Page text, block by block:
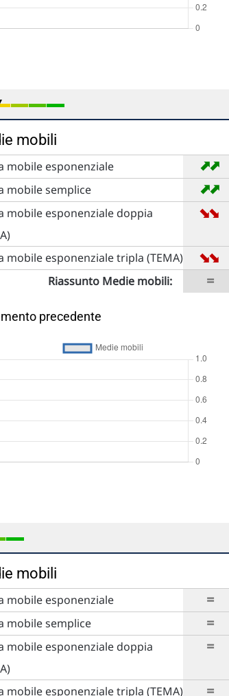
mobili
mobile esponenziale ➡
➡
mobile semplice ➡
➡
mobile esponenziale doppia
➡
➡
mobile esponenziale tripla (TEMA) ➡
➡
Riassunto Medie mobili: =
precedente
mobili
mobile esponenziale =
mobile semplice =
mobile esponenziale doppia
=
mobile esponenziale tripla (TEMA) =